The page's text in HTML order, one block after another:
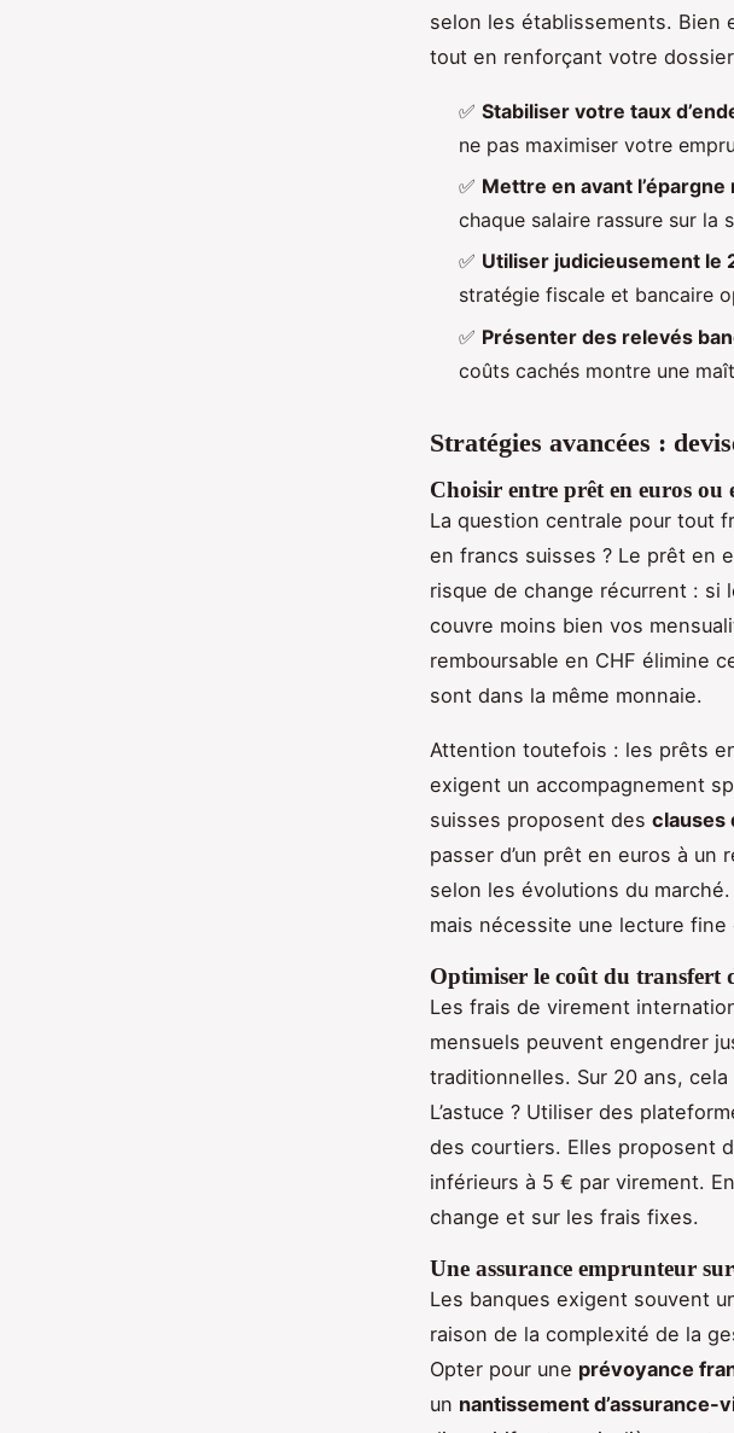
selon les établissements. Bien
tout en renforçant votre
✅ Stabiliser votre taux
ne pas maximiser votre
✅ Mettre en avant l’épargne
chaque salaire rassure sur la
✅ Utiliser judicieusement le
stratégie fiscale et bancaire
✅ Présenter des relevés
coûts cachés montre une
Stratégies avancées :
Choisir entre prêt en euros ou
La question centrale pour tout
en francs suisses ? Le prêt en
risque de change récurrent : si
couvre moins bien vos
remboursable en CHF élimine
sont dans la même monnaie.
Attention toutefois : les prêts
exigent un accompagnement
suisses proposent des clauses
passer d’un prêt en euros à un
selon les évolutions du
mais nécessite une lecture
Optimiser le coût du transfert
Les frais de virement
mensuels peuvent engendrer
traditionnelles. Sur 20 ans,
L’astuce ? Utiliser des
des courtiers. Elles proposent
inférieurs à 5 € par virement.
change et sur les frais fixes.
Une assurance emprunteur
Les banques exigent souvent
raison de la complexité de la
Opter pour une prévoyance
un nantissement d’assurance-